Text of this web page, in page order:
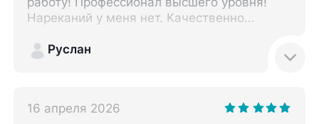
Нареканий у меня нет. Качественно
проблем. Всё сделали корректно и
всех знакомых буду направлять к ней.
Руслан
16 апреля 2026